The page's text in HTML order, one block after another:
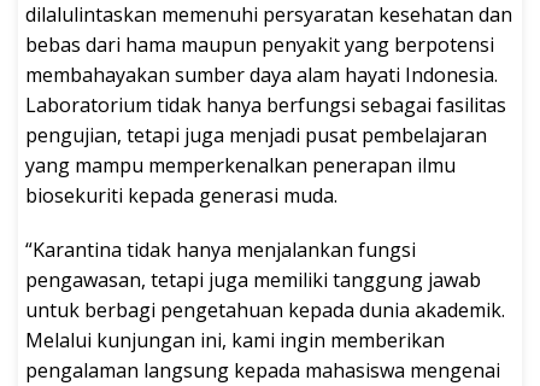
dilalulintaskan memenuhi persyaratan kesehatan dan
bebas dari hama maupun penyakit yang berpotensi
membahayakan sumber daya alam hayati Indonesia.
Laboratorium tidak hanya berfungsi sebagai fasilitas
pengujian, tetapi juga menjadi pusat pembelajaran
yang mampu memperkenalkan penerapan ilmu
biosekuriti kepada generasi muda.
“Karantina tidak hanya menjalankan fungsi
pengawasan, tetapi juga memiliki tanggung jawab
untuk berbagi pengetahuan kepada dunia akademik.
Melalui kunjungan ini, kami ingin memberikan
pengalaman langsung kepada mahasiswa mengenai